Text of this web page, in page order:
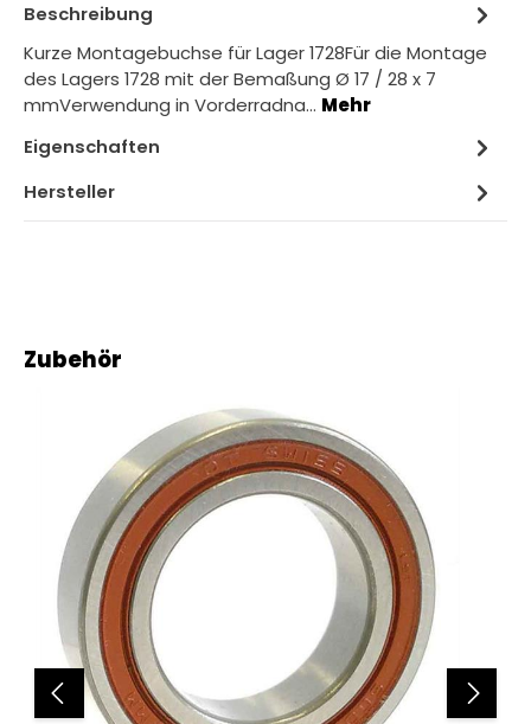
Beschreibung
Kurze Montagebuchse für Lager 1728Für die Montage
des Lagers 1728 mit der Bemaßung Ø 17 / 28 x 7
mmVerwendung in Vorderradna… Mehr
Eigenschaften
Hersteller
Produktgalerie überspringen
Zubehör